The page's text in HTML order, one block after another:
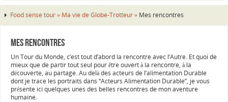
Food sense tour » Ma vie de Globe-Trotteur » Mes rencontres
Mes rencontres
Un Tour du Monde, c’est tout d’abord la rencontre avec l’Autre. Et quoi de
mieux que de partir tout seul pour être ouvert à la rencontre, à la
découverte, au partage. Au delà des acteurs de l’alimentation Durable
dont je trace les portraits dans “Acteurs Alimentation Durable”, je vous
présente ici quelques unes des belles rencontres de mon aventure
humaine.